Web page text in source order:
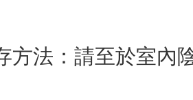
方法：請至於室內